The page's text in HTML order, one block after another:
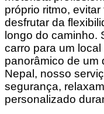
próprio ritmo,
desfrutar da
longo do caminho.
carro para um
panorâmico de um
Nepal, nosso
segurança,
personalizado